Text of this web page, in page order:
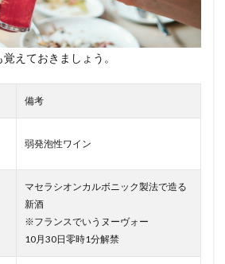
えておきましょう。
備考
弱発泡性ワイン
マセラシオンカルボニック製法で造る
新酒
※フランスでいうヌーヴォー
10月30日零時1分解禁